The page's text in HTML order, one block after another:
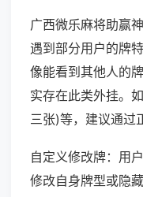
广西微乐麻将助赢
遇到部分用户的牌
像能看到其他人的
实存在此类外挂。
三张)等，建议通过
自定义修改牌：用
修改自身牌型或隐